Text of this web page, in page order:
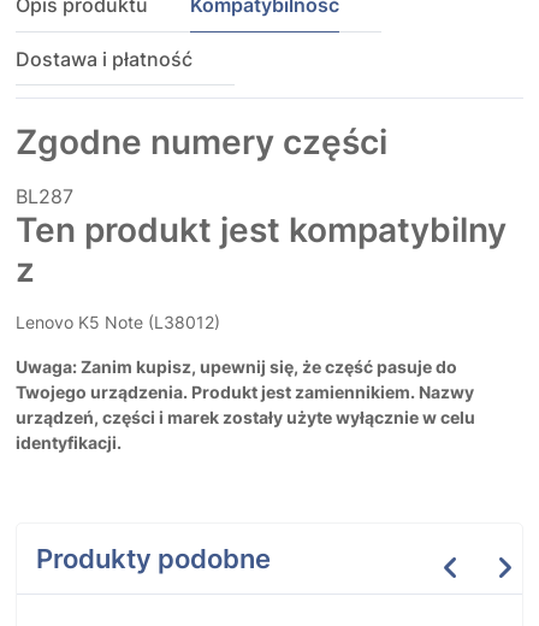
Opis produktu Kompatybilność
Dostawa i płatność
Zgodne numery części
BL287
Ten produkt jest kompatybilny
z
Lenovo K5 Note (L38012)
Uwaga: Zanim kupisz, upewnij się, że część pasuje do
Twojego urządzenia. Produkt jest zamiennikiem. Nazwy
urządzeń, części i marek zostały użyte wyłącznie w celu
identyfikacji.
Produkty podobne